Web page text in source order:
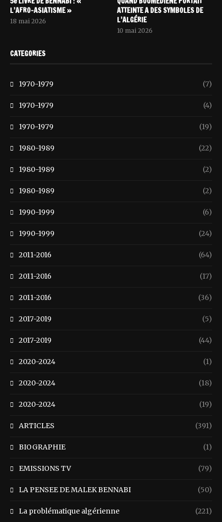
L’AFRO-ASIATISME »
18 mai 2026
ATTEINTE A DES SYMBOLES DE
L’ALGÉRIE
10 mai 2026
CATEGORIES
1970-1979 (7)
1970-1979 (4)
1970-1979 (19)
1980-1989 (22)
1980-1989 (2)
1980-1989 (2)
1990-1999 (6)
1990-1999 (24)
2011-2016 (64)
2011-2016 (17)
2011-2016 (36)
2017-2019 (5)
2017-2019 (44)
2020-2024 (1)
2020-2024 (18)
2020-2024 (19)
ARTICLES (391)
BIOGRAPHIE (1)
EMISSIONS TV (79)
LA PENSEE DE MALEK BENNABI (50)
La problématique algérienne (221)